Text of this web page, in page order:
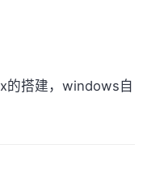
的搭建，windows自